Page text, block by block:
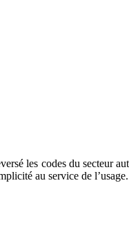
les codes du secteur
au service de l’usage.